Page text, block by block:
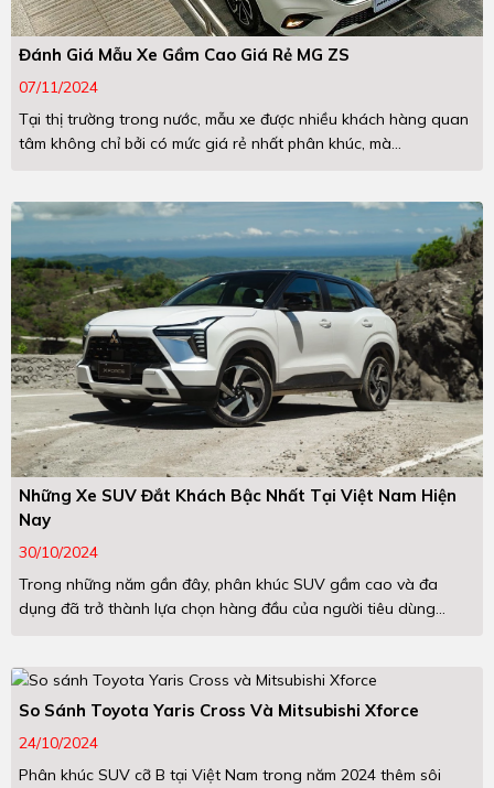
Đánh Giá Mẫu Xe Gầm Cao Giá Rẻ MG ZS
07/11/2024
Tại thị trường trong nước, mẫu xe được nhiều khách hàng quan
tâm không chỉ bởi có mức giá rẻ nhất phân khúc, mà...
Những Xe SUV Đắt Khách Bậc Nhất Tại Việt Nam Hiện
Nay
30/10/2024
Trong những năm gần đây, phân khúc SUV gầm cao và đa
dụng đã trở thành lựa chọn hàng đầu của người tiêu dùng...
So Sánh Toyota Yaris Cross Và Mitsubishi Xforce
24/10/2024
Phân khúc SUV cỡ B tại Việt Nam trong năm 2024 thêm sôi